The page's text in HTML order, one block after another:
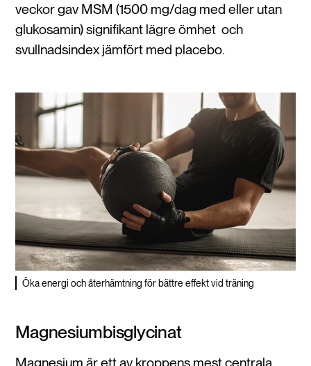
veckor gav MSM (1500 mg/dag med eller utan
glukosamin) signifikant lägre ömhet och
svullnadsindex jämfört med placebo.
Öka energi och återhämtning för bättre effekt vid träning
Magnesiumbisglycinat
Magnesium är ett av kroppens mest centrala